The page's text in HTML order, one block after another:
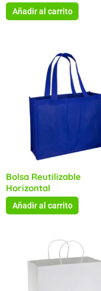
Añadir al carrito
Bolsa Reutilizable
Horizontal
Añadir al carrito